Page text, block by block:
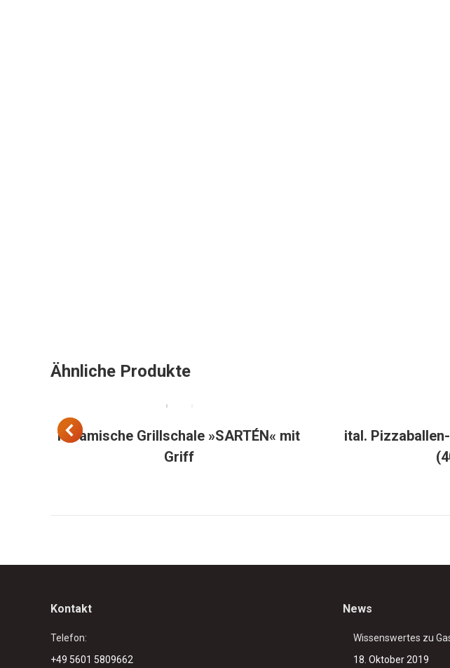
Ähnliche Produkte
Keramische Grillschale »SARTÉN« mit
Griff
ital.
Kontakt
Telefon:
+49 5601 5809662
News
Wissenswertes zu
18. Oktober 2019